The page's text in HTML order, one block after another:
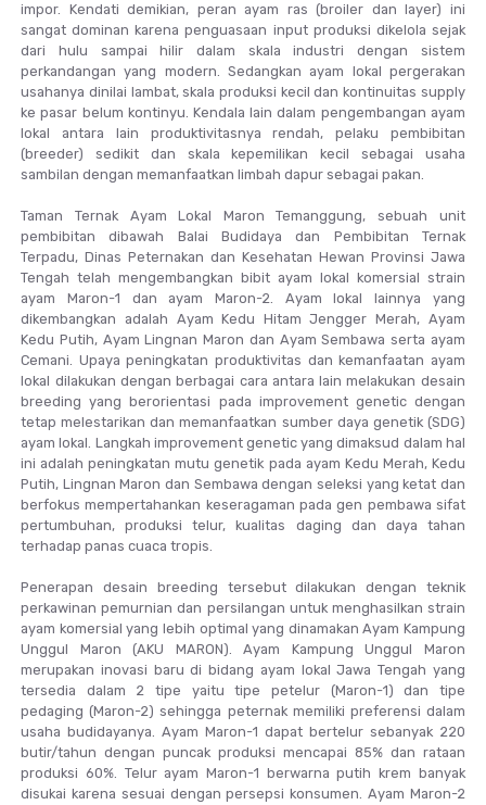
impor. Kendati demikian, peran ayam ras (broiler dan layer) ini
sangat dominan karena penguasaan input produksi dikelola sejak
dari hulu sampai hilir dalam skala industri dengan sistem
perkandangan yang modern. Sedangkan ayam lokal pergerakan
usahanya dinilai lambat, skala produksi kecil dan kontinuitas supply
ke pasar belum kontinyu. Kendala lain dalam pengembangan ayam
lokal antara lain produktivitasnya rendah, pelaku pembibitan
(breeder) sedikit dan skala kepemilikan kecil sebagai usaha
sambilan dengan memanfaatkan limbah dapur sebagai pakan.
Taman Ternak Ayam Lokal Maron Temanggung, sebuah unit
pembibitan dibawah Balai Budidaya dan Pembibitan Ternak
Terpadu, Dinas Peternakan dan Kesehatan Hewan Provinsi Jawa
Tengah telah mengembangkan bibit ayam lokal komersial strain
ayam Maron-1 dan ayam Maron-2. Ayam lokal lainnya yang
dikembangkan adalah Ayam Kedu Hitam Jengger Merah, Ayam
Kedu Putih, Ayam Lingnan Maron dan Ayam Sembawa serta ayam
Cemani. Upaya peningkatan produktivitas dan kemanfaatan ayam
lokal dilakukan dengan berbagai cara antara lain melakukan desain
breeding yang berorientasi pada improvement genetic dengan
tetap melestarikan dan memanfaatkan sumber daya genetik (SDG)
ayam lokal. Langkah improvement genetic yang dimaksud dalam hal
ini adalah peningkatan mutu genetik pada ayam Kedu Merah, Kedu
Putih, Lingnan Maron dan Sembawa dengan seleksi yang ketat dan
berfokus mempertahankan keseragaman pada gen pembawa sifat
pertumbuhan, produksi telur, kualitas daging dan daya tahan
terhadap panas cuaca tropis.
Penerapan desain breeding tersebut dilakukan dengan teknik
perkawinan pemurnian dan persilangan untuk menghasilkan strain
ayam komersial yang lebih optimal yang dinamakan Ayam Kampung
Unggul Maron (AKU MARON). Ayam Kampung Unggul Maron
merupakan inovasi baru di bidang ayam lokal Jawa Tengah yang
tersedia dalam 2 tipe yaitu tipe petelur (Maron-1) dan tipe
pedaging (Maron-2) sehingga peternak memiliki preferensi dalam
usaha budidayanya. Ayam Maron-1 dapat bertelur sebanyak 220
butir/tahun dengan puncak produksi mencapai 85% dan rataan
produksi 60%. Telur ayam Maron-1 berwarna putih krem banyak
disukai karena sesuai dengan persepsi konsumen. Ayam Maron-2